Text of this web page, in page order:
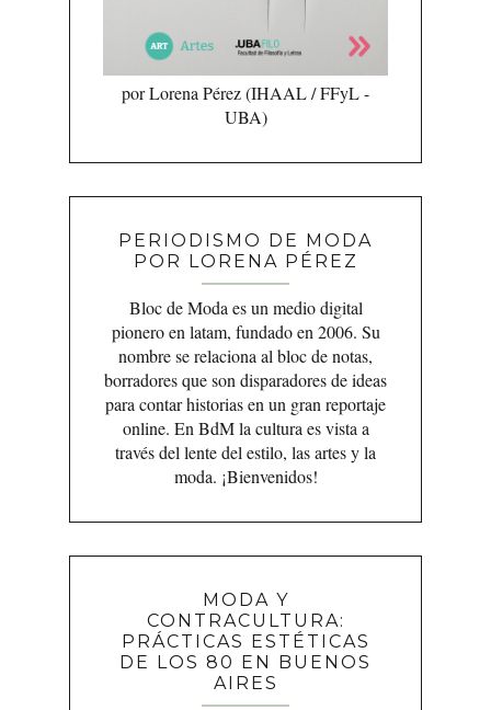
por Lorena Pérez (IHAAL / FFyL -
UBA)
PERIODISMO DE MODA
POR LORENA PÉREZ
Bloc de Moda es un medio digital
pionero en latam, fundado en 2006. Su
nombre se relaciona al bloc de notas,
borradores que son disparadores de ideas
para contar historias en un gran reportaje
online. En BdM la cultura es vista a
través del lente del estilo, las artes y la
moda. ¡Bienvenidos!
MODA Y
CONTRACULTURA:
PRÁCTICAS ESTÉTICAS
DE LOS 80 EN BUENOS
AIRES